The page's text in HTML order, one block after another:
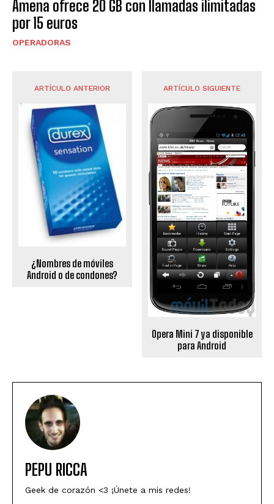
Amena ofrece 20 GB con llamadas ilimitadas
por 15 euros
OPERADORAS
ARTÍCULO ANTERIOR
¿Nombres de móviles
Android o de condones?
ARTÍCULO SIGUIENTE
Opera Mini 7 ya disponible
para Android
PEPU RICCA
Geek de corazón <3 ¡Únete a mis redes!